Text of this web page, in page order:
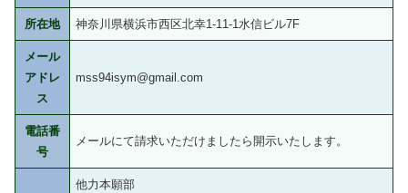
所在地 神奈川県横浜市西区北幸1-11-1水信ビル7F
メール
アドレ
ス
mss94isym@gmail.com
電話番
号
メールにて請求いただけましたら開示いたします。
他力本願部